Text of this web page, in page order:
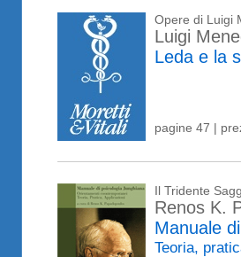
Opere di Luigi
Luigi
Leda e la
pagine 47 |
Il Tridente
Renos K.
Manuale
Teoria,